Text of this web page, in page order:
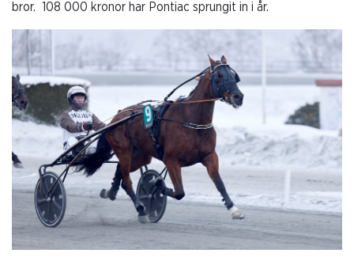
bror. 108 000 kronor har Pontiac sprungit in i år.